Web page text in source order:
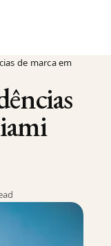
de marca em